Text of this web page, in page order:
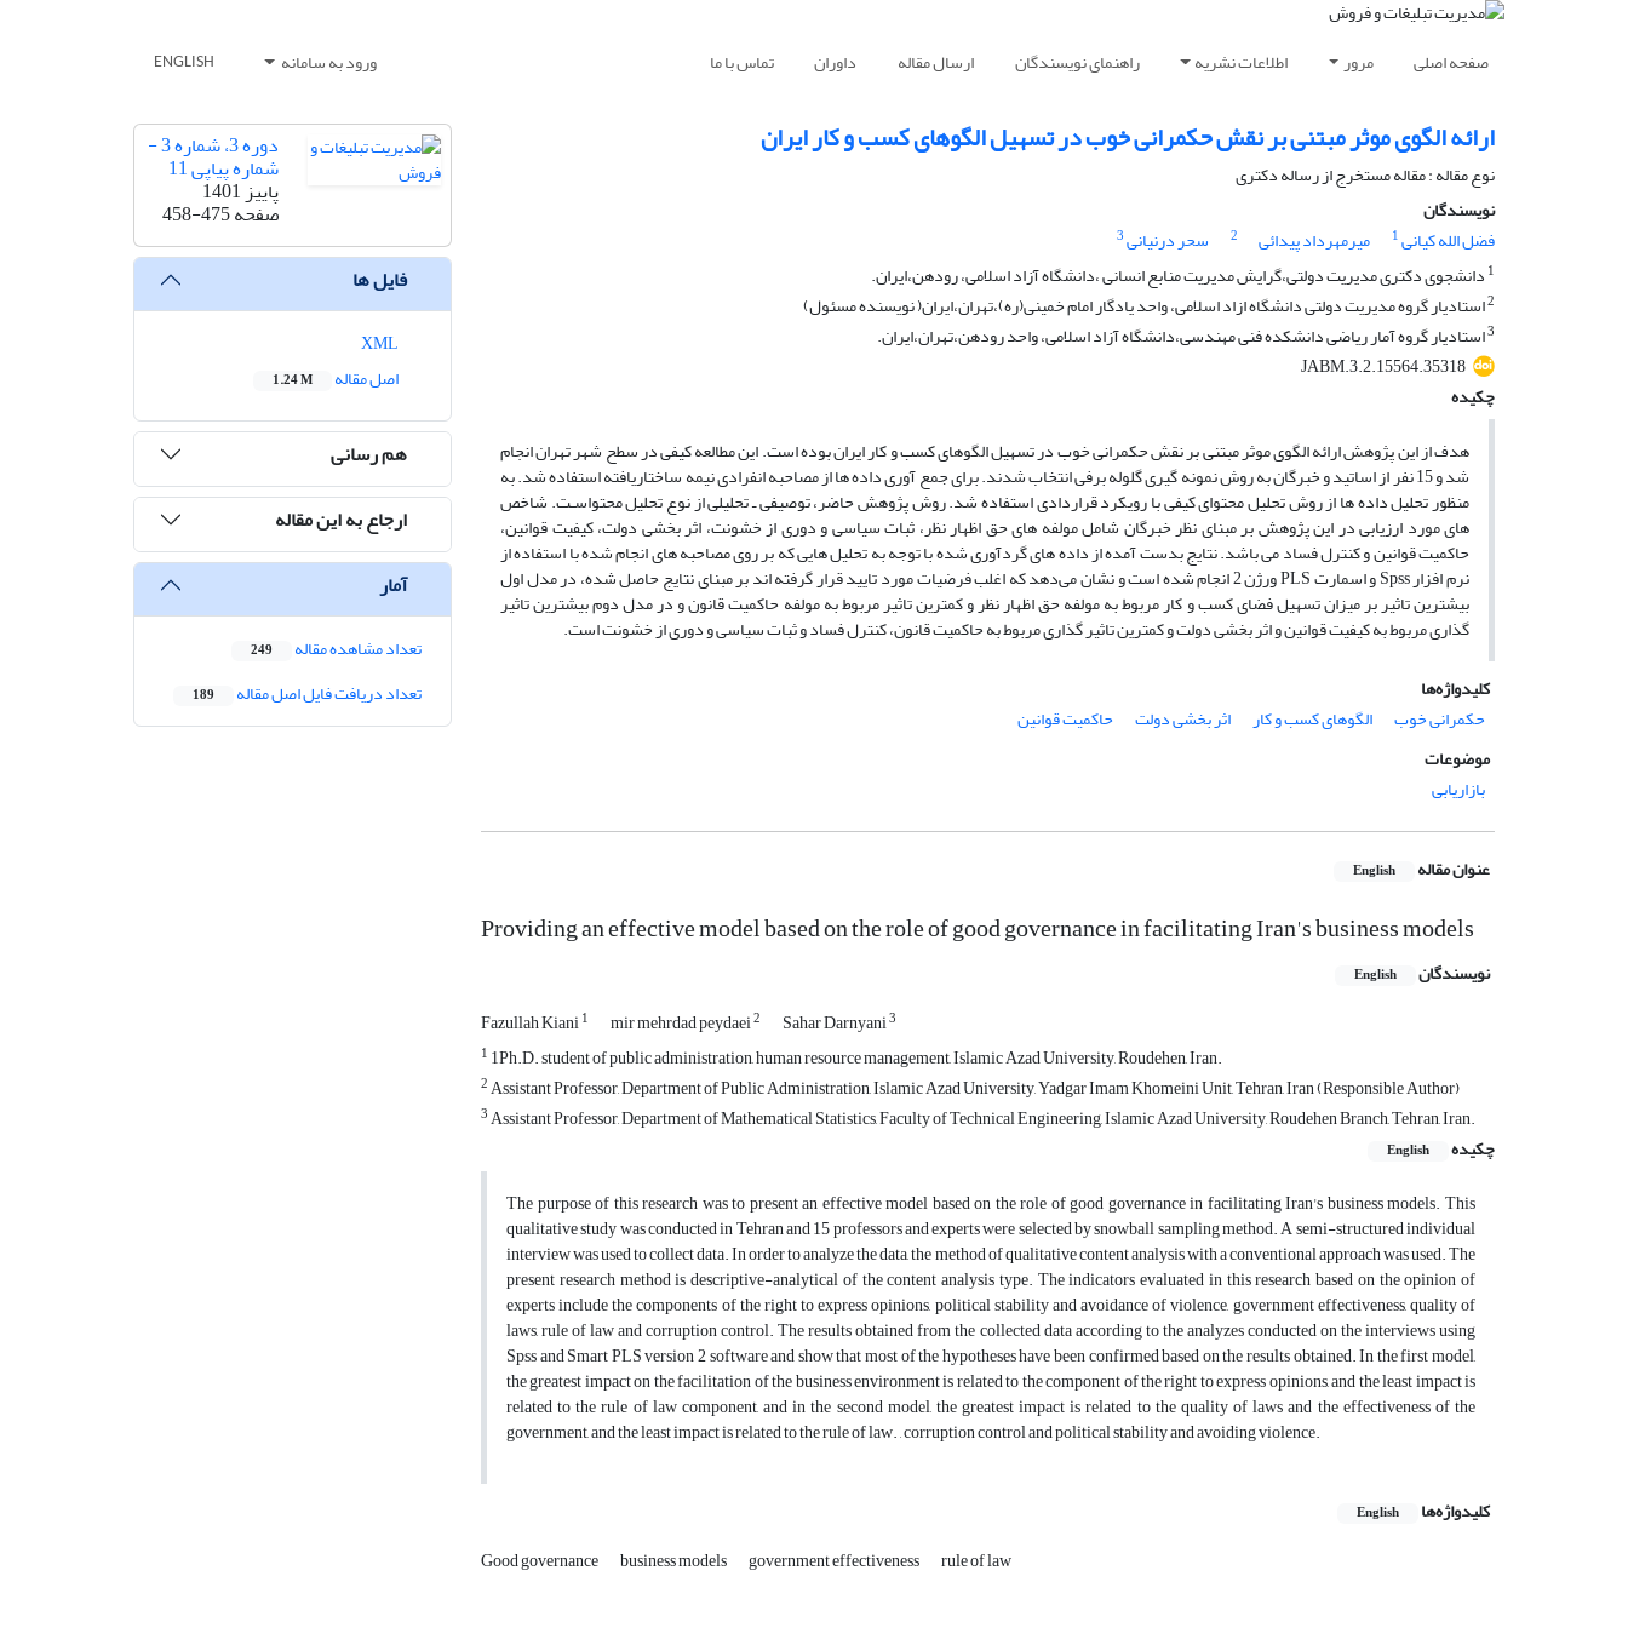
صفحه اصلی مرور اطلاعات نشریه راهنمای نویسندگان ارسال مقاله داوران تماس با ما ورود به سامانه ENGLISH
ارائه الگوی موثر مبتنی بر نقش حکمرانی خوب در تسهیل الگوهای کسب و کار ایران
نوع مقاله : مقاله مستخرج از رساله دکتری
نویسندگان
فضل الله کیانی1 میرمهرداد پیدائی 2 سحر درنیانی3
1 دانشجوی دکتری مدیریت دولتی،گرایش مدیریت منابع انسانی ،دانشگاه آزاد اسلامی، رودهن،ایران.
2استادیار گروه مدیریت دولتی دانشگاه ازاد اسلامی، واحد یادگار امام خمینی(ره)،تهران،ایران( نویسنده مسئول)
3استادیار گروه آمار ریاضی دانشکده فنی مهندسی،دانشگاه آزاد اسلامی، واحد رودهن،تهران،ایران.
JABM.3.2.15564.35318
چکیده
هدف از این پژوهش ارائه الگوی موثر مبتنی بر نقش حکمرانی خوب در تسهیل الگوهای کسب و کار ایران بوده است. این مطالعه کیفی در سطح شهر تهران انجام
شد و 15 نفر از اساتید و خبرگان به روش نمونه گیری گلوله برفی انتخاب شدند. برای جمع آوری داده ها از مصاحبه انفرادی نیمه ساختاریافته استفاده شد. به
منظور تحلیل داده ها از روش تحلیل محتوای کیفی با رویکرد قراردادی استفاده شد. روش پژوهش حاضر، توصیفی ـ تحلیلی از نوع تحلیل محتواسـت. شاخص
های مورد ارزیابی در این پژوهش بر مبنای نظر خبرگان شامل مولفه های حق اظهار نظر، ثبات سیاسی و دوری از خشونت، اثر بخشی دولت، کیفیت قوانین،
حاکمیت قوانین و کنترل فساد می باشد. نتایج بدست آمده از داده های گردآوری شده با توجه به تحلیل هایی که بر روی مصاحبه های انجام شده با استفاده از
نرم افزار Spss و اسمارت PLS ورژن 2 انجام شده است و نشان می‌دهد که اغلب فرضیات مورد تایید قرار گرفته اند بر مبنای نتایج حاصل شده، در مدل اول
بیشترین تاثیر بر میزان تسهیل فضای کسب و کار مربوط به مولفه حق اظهار نظر و کمترین تاثیر مربوط به مولفه حاکمیت قانون و در مدل دوم بیشترین تاثیر
گذاری مربوط به کیفیت قوانین و اثر بخشی دولت و کمترین تاثیر گذاری مربوط به حاکمیت قانون، کنترل فساد و ثبات سیاسی و دوری از خشونت است.
کلیدواژه‌ها
حکمرانی خوب
الگوهای کسب و کار اثر بخشی دولت
حاکمیت قوانین
موضوعات
بازاریابی
عنوان مقاله English
Providing an effective model based on the role of good governance in facilitating Iran's business models
نویسندگان English
Fazullah Kiani1 mir mehrdad peydaei2 Sahar Darnyani3
1 1Ph.D. student of public administration, human resource management, Islamic Azad University, Roudehen, Iran.
2Assistant Professor, Department of Public Administration, Islamic Azad University, Yadgar Imam Khomeini Unit, Tehran, Iran (Responsible Author)
3Assistant Professor, Department of Mathematical Statistics, Faculty of Technical Engineering, Islamic Azad University, Roudehen Branch, Tehran, Iran.
چکیده
English
The purpose of this research was to present an effective model based on the role of good governance in facilitating Iran's business models. This
qualitative study was conducted in Tehran and 15 professors and experts were selected by snowball sampling method. A semi-structured individual
interview was used to collect data. In order to analyze the data, the method of qualitative content analysis with a conventional approach was used. The
present research method is descriptive-analytical of the content analysis type. The indicators evaluated in this research based on the opinion of
experts include the components of the right to express opinions, political stability and avoidance of violence, government effectiveness, quality of
laws, rule of law and corruption control. The results obtained from the collected data according to the analyzes conducted on the interviews using
Spss and Smart PLS version 2 software and show that most of the hypotheses have been confirmed based on the results obtained. In the first model,
the greatest impact on the facilitation of the business environment is related to the component of the right to express opinions, and the least impact is
related to the rule of law component, and in the second model, the greatest impact is related to the quality of laws and the effectiveness of the
government, and the least impact is related to the rule of law. , corruption control and political stability and avoiding violence.
کلیدواژه‌ها English
Good governance business models government effectiveness rule of law
دوره 3، شماره 3 -
شماره پیاپی 11
پاییز 1401
صفحه458-475
فایل ها
اصل مقاله
1.24 M
هم رسانی
ارجاع به این مقاله
آمار
تعداد مشاهده مقاله 249
تعداد دریافت فایل اصل مقاله 189